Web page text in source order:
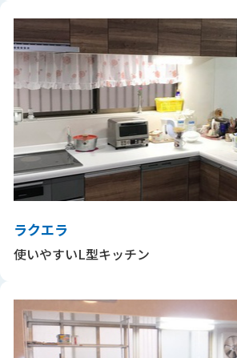
ラクエラ
使いやすいL型キッチン